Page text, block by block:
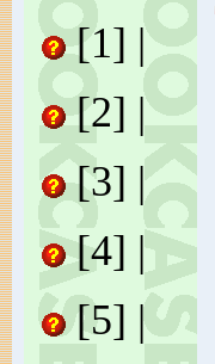
[1] |
[2] |
[3] |
[4] |
[5] |